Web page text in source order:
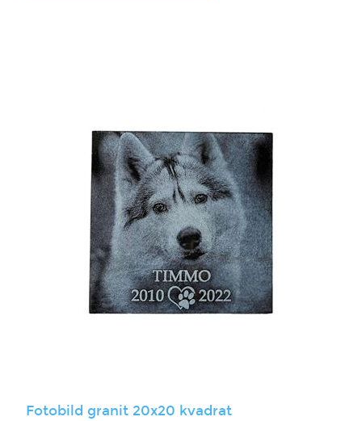
Fotobild granit 20x20 kvadrat